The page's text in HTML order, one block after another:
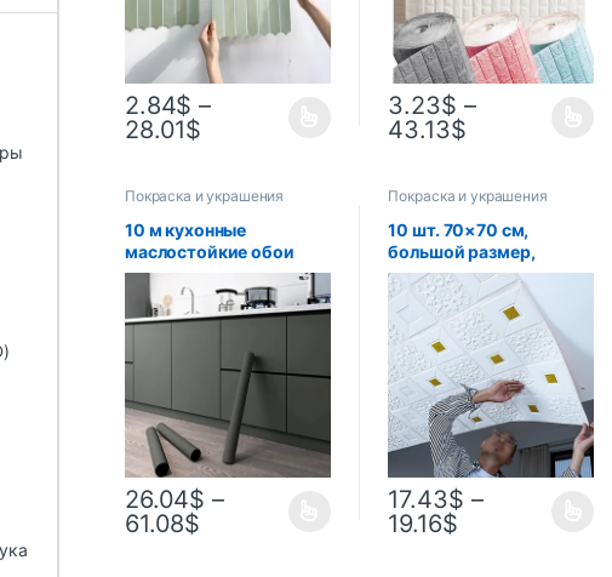
2.84$ –
28.01$
3.23$ –
43.13$
Покраска и украшения
10 м кухонные
маслостойкие обои
водостойкие
самоклеящиеся
наклейки ремонт шкафа
устойчивый к плесени
26.04$ –
61.08$
Покраска и украшения
10 шт. 70×70 см,
большой размер,
потолочные обои, 3D
кирпич,
водонепроницаемые
наклейки на стену,
пенопластовые
самоклеящиеся
украшения стены
17.43$ –
19.16$